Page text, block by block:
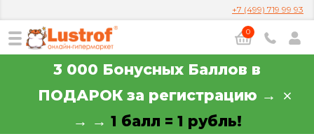
+7 (499) 719 99 93
0
3 000 Бонусных Баллов в
ПОДАРОК за регистрацию →
→ → 1 балл = 1 рубль!